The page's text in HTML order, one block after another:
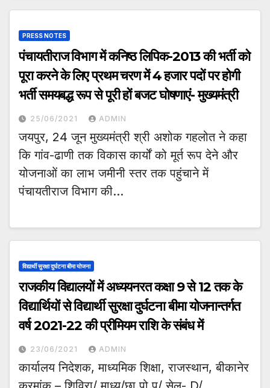
PRESS NOTES
पंचायतीराज विभाग में कनिष्ठ लिपिक-2013 की भर्ती को
पूरा करने के लिए प्रथम चरण में 4 हजार पदों पर होगी
भर्ती समयबद्ध रूप से पूरी हों बजट घोषणाएं- मुख्यमंत्री
25/06/2021 ADMIN
जयपुर, 24 जून मुख्यमंत्री श्री अशोक गहलोत ने कहा
कि गांव-ढाणी तक विकास कार्यों को मूर्त रूप देने और
योजनाओं का लाभ जमीनी स्तर तक पहुंचाने में
पंचायतीराज विभाग की…
विद्यार्थी सुरक्षा दुर्घटना बीमा योजना
राजकीय विद्यालयों में अध्ययनरत कक्षा 9 से 12 तक के
विद्यार्थियों से विद्यार्थी सुरक्षा दुर्घटना बीमा योजनान्तर्गत
वर्ष 2021-22 की प्रीमियम राशि के संबंध में
23/06/2021 ADMIN
कार्यालय निदेशक, माध्यमिक शिक्षा, राजस्थान, बीकानेर